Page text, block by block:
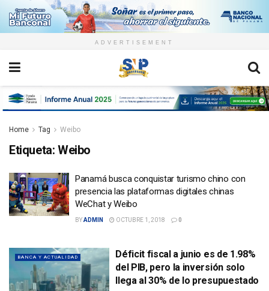
ADVERTISEMENT
Home Tag Weibo
Etiqueta: Weibo
Panamá busca conquistar turismo chino con
presencia las plataformas digitales chinas
WeChat y Weibo
BYADMIN OCTUBRE 1, 2018 0
BANCA Y ACTUALIDAD
Déficit fiscal a junio es de 1.98%
del PIB, pero la inversión solo
llega al 30% de lo presupuestado